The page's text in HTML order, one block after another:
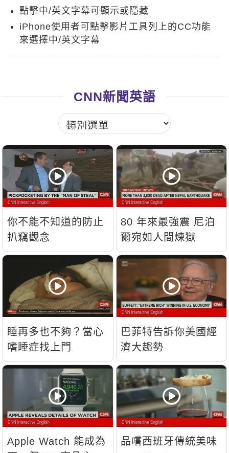
新聞英文
點擊中/英文字幕可顯示或隱藏
iPhone使用者可點擊影片工具列上的CC功能
來選擇中/英文字幕
CNN新聞英語
你不能不知道的防止
扒竊觀念
80 年來最強震 尼泊
爾宛如人間煉獄
睡再多也不夠？當心
嗜睡症找上門
巴菲特告訴你美國經
濟大趨勢
Apple Watch 能成為
品嚐西班牙傳統美味